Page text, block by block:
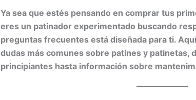
Ya sea que estés pensando en comprar tus
eres un patinador experimentado buscando
preguntas frecuentes está diseñada para ti.
dudas más comunes sobre patines y patinetas,
principiantes hasta información sobre